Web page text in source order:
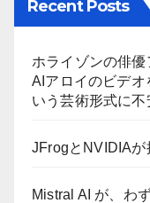
Recent Posts
ホライゾンの俳
AIアロイのビデオ
いう芸術形式に
JFrogとNVIDIAが
Mistral AI が、わ